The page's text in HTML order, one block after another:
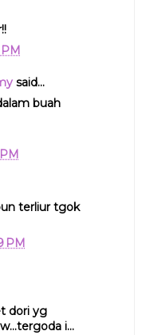
said...
buah
terliur tgok
PM
dori yg
i...